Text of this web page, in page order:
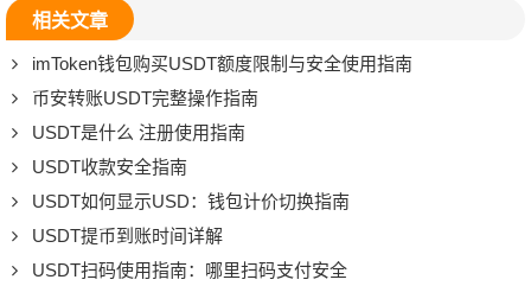
相关文章
imToken钱包购买USDT额度限制与安全使用指南
币安转账USDT完整操作指南
USDT是什么 注册使用指南
USDT收款安全指南
USDT如何显示USD：钱包计价切换指南
USDT提币到账时间详解
USDT扫码使用指南：哪里扫码支付安全